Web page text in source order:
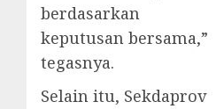
berdasarkan
keputusan bersama,”
tegasnya.
Selain itu, Sekdaprov